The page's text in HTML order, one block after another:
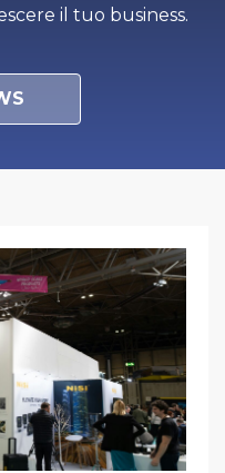
il tuo business.